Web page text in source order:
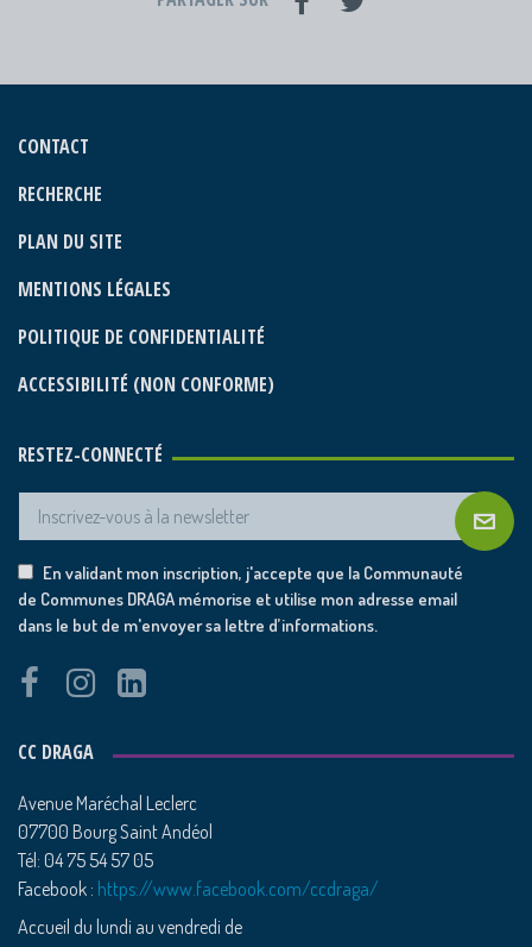
CONTACT
RECHERCHE
PLAN DU SITE
MENTIONS LÉGALES
POLITIQUE DE CONFIDENTIALITÉ
ACCESSIBILITÉ (NON CONFORME)
RESTEZ-CONNECTÉ
En validant mon inscription, j'accepte que la Communauté
de Communes DRAGA mémorise et utilise mon adresse email
dans le but de m'envoyer sa lettre d’informations.
CC DRAGA
Avenue Maréchal Leclerc
07700 Bourg Saint Andéol
Tél: 04 75 54 57 05
Facebook : https://www.facebook.com/ccdraga/
Accueil du lundi au vendredi de